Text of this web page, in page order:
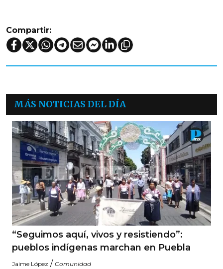
Compartir:
MÁS NOTICIAS DEL DÍA
“Seguimos aquí, vivos y resistiendo”:
pueblos indígenas marchan en Puebla
Jaime López / Comunidad